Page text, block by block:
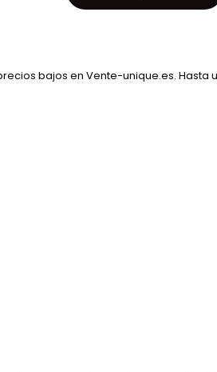
bajos en Vente-unique.es.